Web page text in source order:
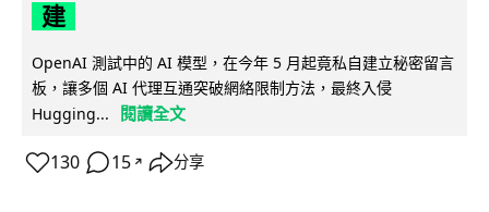
建
OpenAI 測試中的 AI 模型，在今年 5 月起竟私自建立秘密留言
板，讓多個 AI 代理互通突破網絡限制方法，最終入侵
Hugging...
閱讀全文
130 15 ↗ 分享